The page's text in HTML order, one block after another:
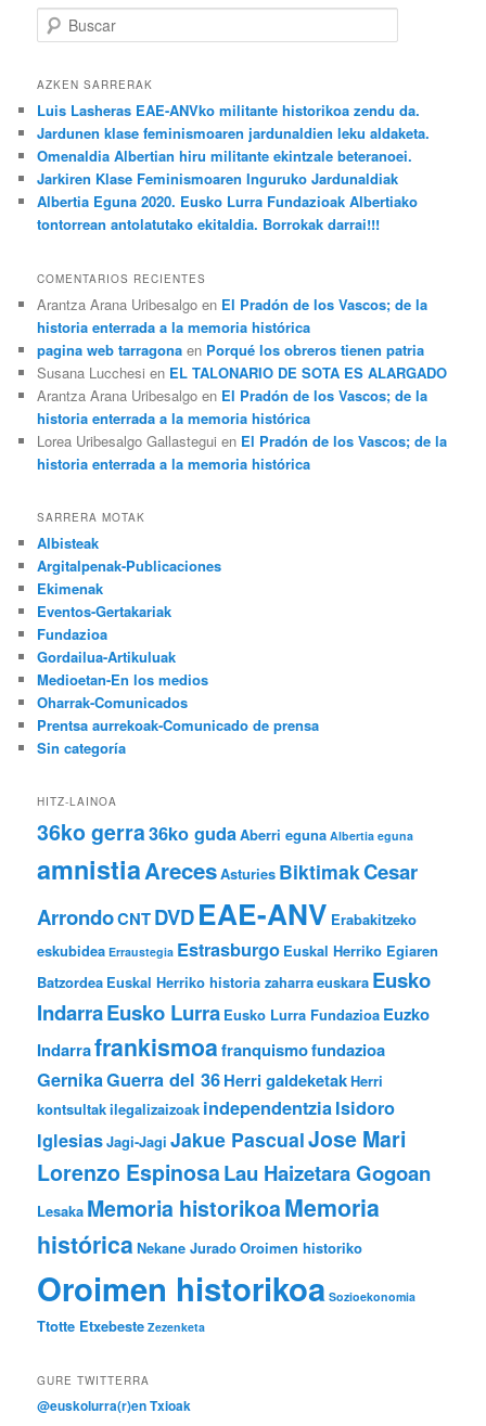
Buscar
AZKEN SARRERAK
Luis Lasheras EAE-ANVko militante historikoa zendu da.
Jardunen klase feminismoaren jardunaldien leku aldaketa.
Omenaldia Albertian hiru militante ekintzale beteranoei.
Jarkiren Klase Feminismoaren Inguruko Jardunaldiak
Albertia Eguna 2020. Eusko Lurra Fundazioak Albertiako
tontorrean antolatutako ekitaldia. Borrokak darrai!!!
COMENTARIOS RECIENTES
Arantza Arana Uribesalgo en El Pradón de los Vascos; de la
historia enterrada a la memoria histórica
pagina web tarragona en Porqué los obreros tienen patria
Susana Lucchesi en EL TALONARIO DE SOTA ES ALARGADO
Arantza Arana Uribesalgo en El Pradón de los Vascos; de la
historia enterrada a la memoria histórica
Lorea Uribesalgo Gallastegui en El Pradón de los Vascos; de la
historia enterrada a la memoria histórica
SARRERA MOTAK
Albisteak
Argitalpenak-Publicaciones
Ekimenak
Eventos-Gertakariak
Fundazioa
Gordailua-Artikuluak
Medioetan-En los medios
Oharrak-Comunicados
Prentsa aurrekoak-Comunicado de prensa
Sin categoría
HITZ-LAINOA
36ko gerra36ko gudaAberri eguna Albertia eguna
amnistiaArecesAsturies BiktimakCesar
ArrondoCNTDVDEAE-ANV Erabakitzeko
eskubidea Erraustegia Estrasburgo Euskal Herriko Egiaren
Batzordea Euskal Herriko historia zaharraeuskara Eusko
IndarraEusko Lurra Eusko Lurra Fundazioa Euzko
Indarrafrankismoafranquismofundazioa
GernikaGuerra del 36Herri galdeketakHerri
kontsultakilegalizaizoak independentziaIsidoro
IglesiasJagi-Jagi Jakue PascualJose Mari
Lorenzo EspinosaLau Haizetara Gogoan
Lesaka Memoria historikoaMemoria
histórica Nekane JuradoOroimen historiko
Oroimen historikoa Sozioekonomia
Ttotte Etxebeste Zezenketa
GURE TWITTERRA
@euskolurra(r)en Txioak